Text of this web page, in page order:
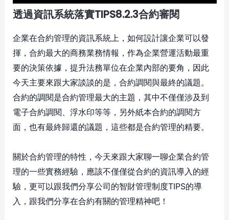
透過資訊系統落實TIPS8.2.3合約審閱
企業在合約管理的資訊系統上，如何設計讓企業可以發
揮，合約最大的商務業務情報，作為企業營運活動最重
要的決策依據，提升法務單位在企業內部的要角，因此
今天主要來跟大家談談的是，合約調閱與最終的議題。
合約的調閱是合約管理最大的主題，其中不僅僅涉及到
電子合約調閱、浮水印等等，另外紙本合約的調閱方
面，也有最終歸還的議題，這些都是合約管理的精要。
關於合約管理的特性，今天來跟大家聊一聊企業合約管
理的一些實務經驗，應該不僅僅從合約的資訊導入的經
驗，更可以跟我們分享公司的智財管理制度TIPS的導
入，跟我們分享在合約有關的管理精神吧！